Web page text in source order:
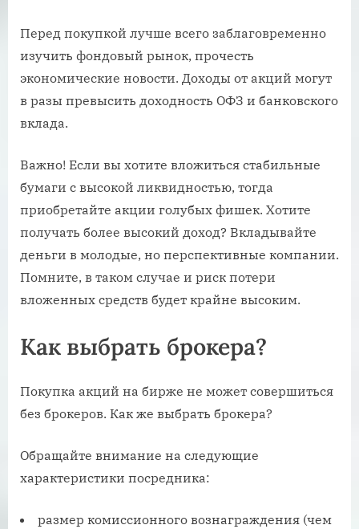
Перед покупкой лучше всего заблаговременно
изучить фондовый рынок, прочесть
экономические новости. Доходы от акций могут
в разы превысить доходность ОФЗ и банковского
вклада.
Важно! Если вы хотите вложиться стабильные
бумаги с высокой ликвидностью, тогда
приобретайте акции голубых фишек. Хотите
получать более высокий доход? Вкладывайте
деньги в молодые, но перспективные компании.
Помните, в таком случае и риск потери
вложенных средств будет крайне высоким.
Как выбрать брокера?
Покупка акций на бирже не может совершиться
без брокеров. Как же выбрать брокера?
Обращайте внимание на следующие
характеристики посредника:
размер комиссионного вознаграждения (чем